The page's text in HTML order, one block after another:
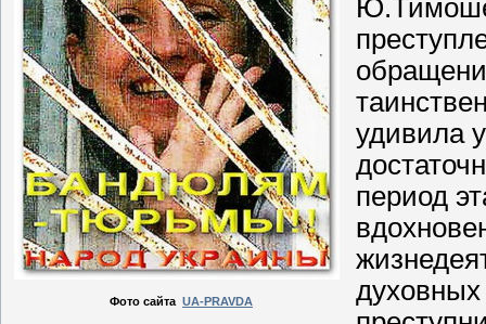
Фото сайта UA-PRAVDA
удивила
период